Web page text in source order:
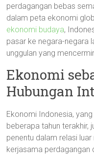
perdagangan bebas
dalam peta ekonomi
ekonomi budaya,
pasar ke negara-negara
unggulan yang
Ekonomi
Hubungan
Ekonomi Indonesia,
beberapa tahun terakhir,
penentu dalam relasi
kerjasama perdagangan